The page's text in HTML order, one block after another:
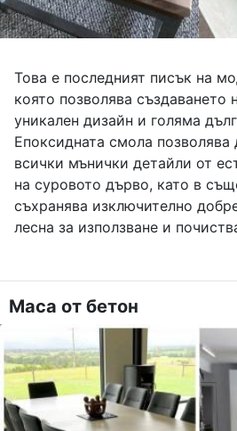
Това е последният писък на
която позволява създаването
уникален дизайн и голяма
Епоксидната смола позволява
всички мънички детайли от
на суровото дърво, като в
съхранява изключително
лесна за използване и
Маса от бетон